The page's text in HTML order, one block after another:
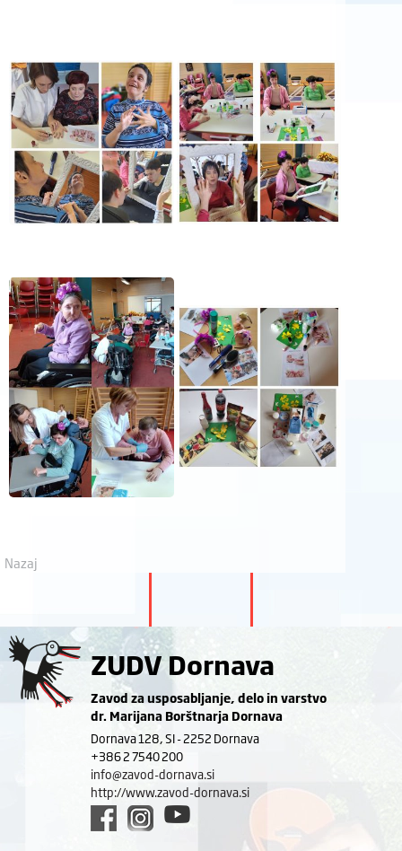
Nazaj
ZUDV Dornava
Zavod za usposabljanje, delo in varstvo
dr. Marijana Borštnarja Dornava
Dornava 128, SI - 2252 Dornava
+386 2 7540 200
info@zavod-dornava.si
http://www.zavod-dornava.si